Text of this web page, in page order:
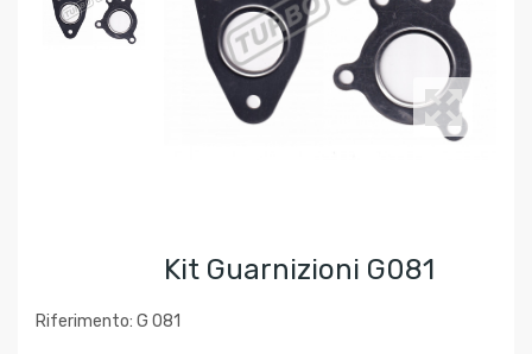
Kit Guarnizioni G081
Riferimento: G 081